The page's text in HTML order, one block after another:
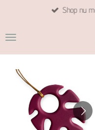
naar
hoofdinhoud
Shop nu